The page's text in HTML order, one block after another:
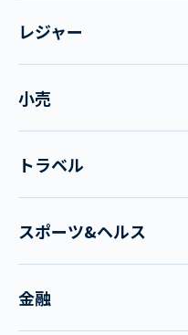
レジャー
小売
トラベル
スポーツ&ヘルス
金融